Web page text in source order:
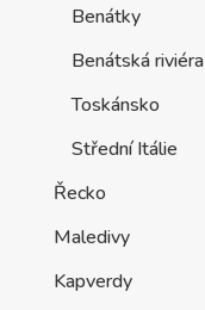
Benátky
Benátská riviéra
Toskánsko
Střední Itálie
Řecko
Maledivy
Kapverdy